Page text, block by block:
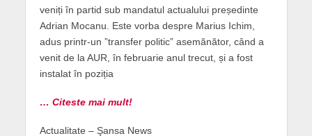
veniți în partid sub mandatul actualului președinte
Adrian Mocanu. Este vorba despre Marius Ichim,
adus printr-un ”transfer politic” asemănător, când a
venit de la AUR, în februarie anul trecut, și a fost
instalat în poziția
… Citeste mai mult!
Actualitate – Şansa News